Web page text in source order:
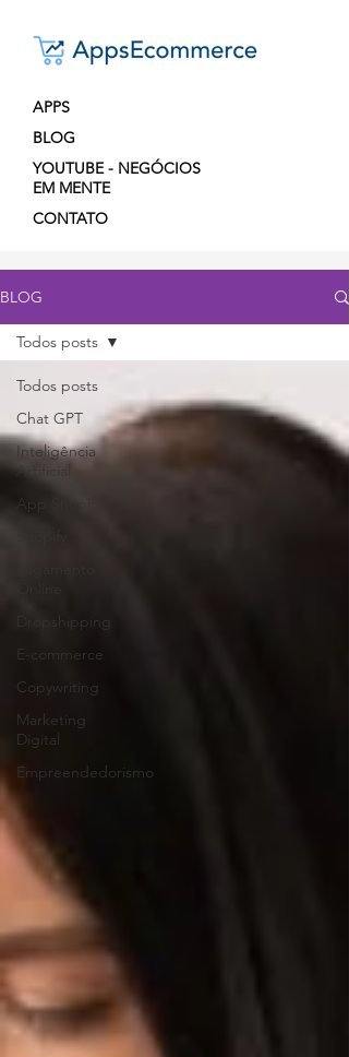
APPS
BLOG
YOUTUBE - NEGÓCIOS
EM MENTE
CONTATO
BLOG
Todos posts
Chat GPT
Inteligência
Artificial
App Shopify
Dropshipping
E-commerce
Copywriting
Marketing
Digital
Empreendedorismo
Todos posts